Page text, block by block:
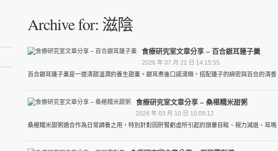
Archive for: 滋陰
食療研究室文章分享 – 百合銀耳蓮子羹
2026 年 07 月 22 日 14:15:55
百合銀耳蓮子羹是一道清甜溫潤的養生甜羹。銀耳煮後口感滑順，搭配蓮子的綿密與百合的清
食療研究室文章分享 – 桑椹糯米甜粥
2026 年 03 月 10 日 10:09:12
桑椹糯米甜粥適合作為日常調養之用，特別針對因肝腎虧虛所引起的頭暈目眩、視力減退、耳